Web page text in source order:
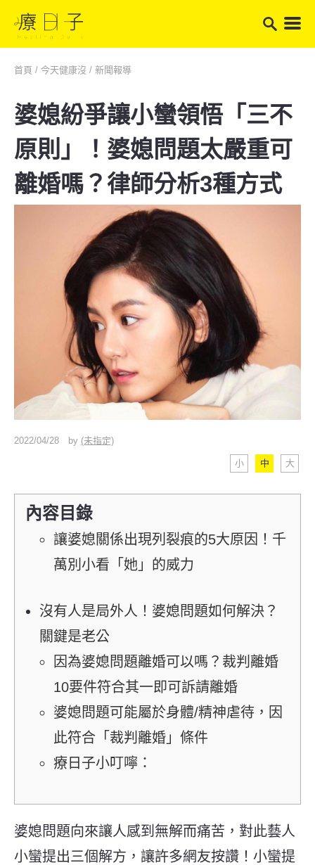
首頁 / 今天健康沒 / 新聞報導
婆媳紛爭讓小蠻領悟「三不
原則」！婆媳問題太嚴重可
離婚嗎？律師分析3種方式
2022/04/28 by (未指定)
小 中 大
內容目錄
讓婆媳關係出現列裂痕的5大原因！千
萬別小看「她」的威力
沒有人是局外人！婆媳問題如何解決？
關鍵是老公
因為婆媳問題離婚可以嗎？裁判離婚
10要件符合其一即可訴請離婚
婆媳問題可能屬於身體/精神虐待，因
此符合「裁判離婚」條件
療日子小叮嚀：
婆媳問題向來讓人感到無解而痛苦，對此藝人
小蠻提出三個解方，讓許多網友按讚！小蠻提